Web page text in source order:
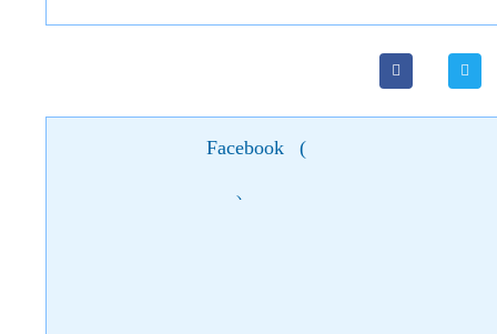
Facebook (
)